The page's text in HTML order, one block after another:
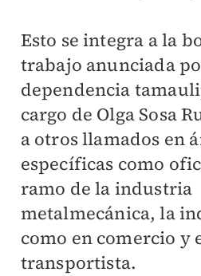
Esto se integra a la
trabajo anunciada
dependencia
cargo de Olga Sosa
a otros llamados en
específicas como
ramo de la industria
metalmecánica, la
como en comercio y
transportista.